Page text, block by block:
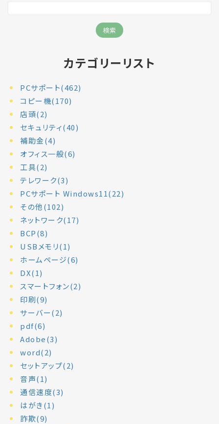
カテゴリーリスト
PCサポート(462)
コピー機(170)
店頭(2)
セキュリティ(40)
補助金(4)
オフィス一般(6)
工具(2)
テレワーク(3)
PCサポート Windows11(22)
その他(102)
ネットワーク(17)
BCP(8)
USBメモリ(1)
ホームページ(6)
DX(1)
スマートフォン(2)
印刷(9)
サーバー(2)
pdf(6)
Adobe(3)
word(2)
セットアップ(2)
音声(1)
通信速度(3)
はがき(1)
詐欺(9)